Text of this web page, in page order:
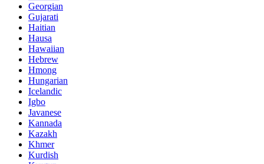
Georgian
Gujarati
Haitian
Hausa
Hawaiian
Hebrew
Hmong
Hungarian
Icelandic
Igbo
Javanese
Kannada
Kazakh
Khmer
Kurdish